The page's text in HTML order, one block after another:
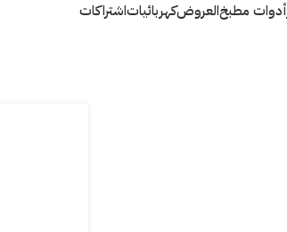
أدوات مطبخالعروضكهربائياتاشتراكات